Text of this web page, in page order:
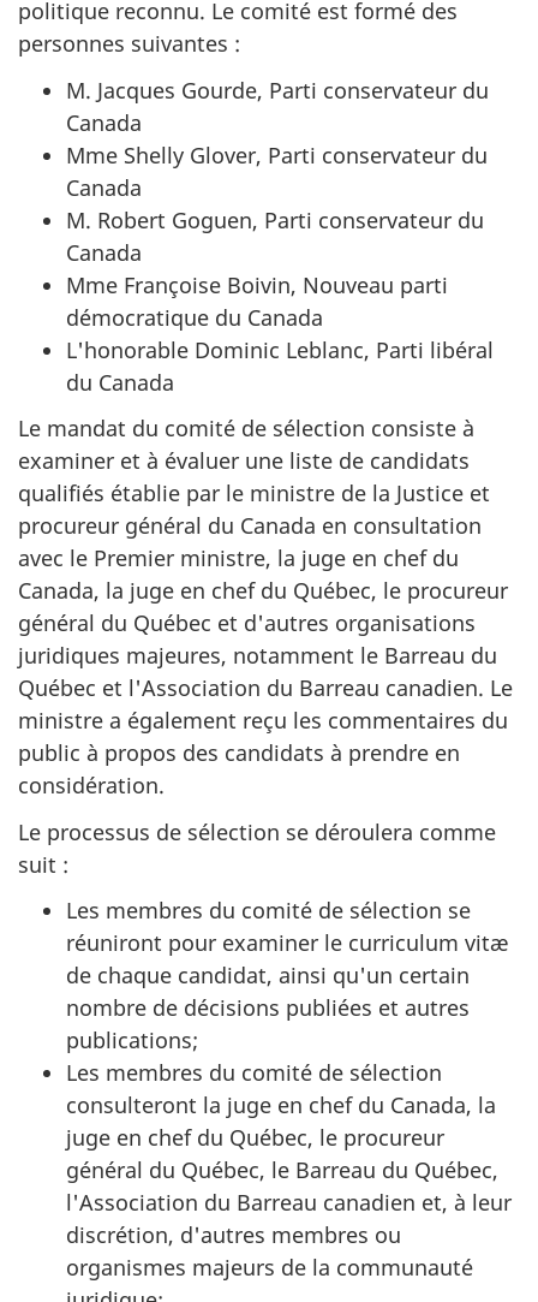
politique reconnu. Le comité est formé des
personnes suivantes :
M. Jacques Gourde, Parti conservateur du
Canada
Mme Shelly Glover, Parti conservateur du
Canada
M. Robert Goguen, Parti conservateur du
Canada
Mme Françoise Boivin, Nouveau parti
démocratique du Canada
L'honorable Dominic Leblanc, Parti libéral
du Canada
Le mandat du comité de sélection consiste à
examiner et à évaluer une liste de candidats
qualifiés établie par le ministre de la Justice et
procureur général du Canada en consultation
avec le Premier ministre, la juge en chef du
Canada, la juge en chef du Québec, le procureur
général du Québec et d'autres organisations
juridiques majeures, notamment le Barreau du
Québec et l'Association du Barreau canadien. Le
ministre a également reçu les commentaires du
public à propos des candidats à prendre en
considération.
Le processus de sélection se déroulera comme
suit :
Les membres du comité de sélection se
réuniront pour examiner le curriculum vitæ
de chaque candidat, ainsi qu'un certain
nombre de décisions publiées et autres
publications;
Les membres du comité de sélection
consulteront la juge en chef du Canada, la
juge en chef du Québec, le procureur
général du Québec, le Barreau du Québec,
l'Association du Barreau canadien et, à leur
discrétion, d'autres membres ou
organismes majeurs de la communauté